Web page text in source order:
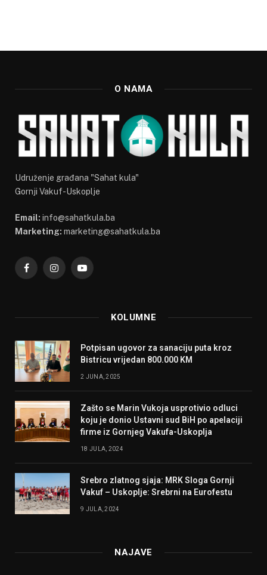
O NAMA
Udruženje građana "Sahat kula"
Gornji Vakuf-Uskoplje
Email: info@sahatkula.ba
Marketing: marketing@sahatkula.ba
FacebookInstagramYouTube
KOLUMNE
Potpisan ugovor za sanaciju puta kroz
Bistricu vrijedan 800.000 KM
2 JUNA, 2025
Zašto se Marin Vukoja usprotivio odluci
koju je donio Ustavni sud BiH po apelaciji
firme iz Gornjeg Vakufa-Uskoplja
18 JULA, 2024
Srebro zlatnog sjaja: MRK Sloga Gornji
Vakuf – Uskoplje: Srebrni na Eurofestu
9 JULA, 2024
NAJAVE